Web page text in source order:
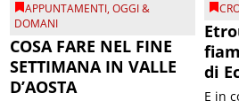
APPUNTAMENTI,OGGI &
DOMANI
COSA FARE NEL FINE
SETTIMANA IN VALLE
D’AOSTA
di
E in